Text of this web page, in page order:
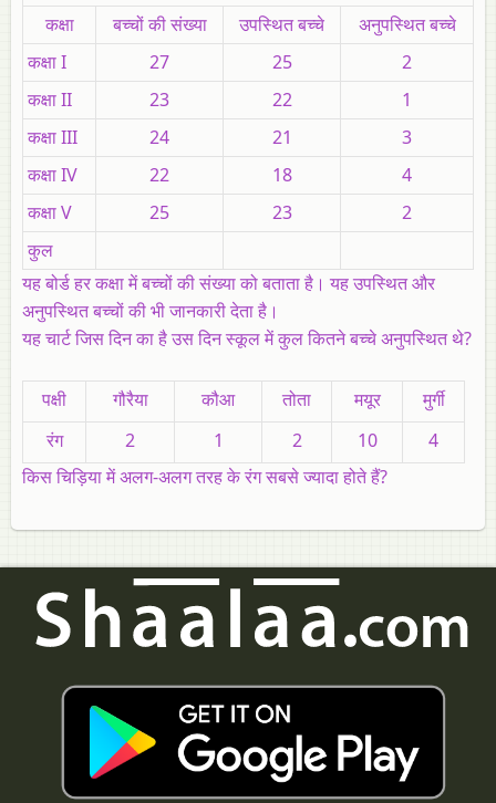
कक्षा
बच्चों की संख्या उपस्थित बच्चे
अनुपस्थित बच्चे
कक्षा I
27 25
2
कक्षा II
23 22
1
कक्षा III
24 21
3
कक्षा IV
22 18
4
कक्षा V
25 23
2
कुल
यह बोर्ड हर कक्षा में बच्चों की संख्या को बताता है। यह उपस्थित और
अनुपस्थित बच्चों की भी जानकारी देता है।
यह चार्ट जिस दिन का है उस दिन स्कूल में कुल कितने बच्चे अनुपस्थित थे?
पक्षी गौरैया कौआ तोता मयूर
मुर्गी
रंग
2 1 2 10
4
किस चिड़िया में अलग-अलग तरह के रंग सबसे ज्यादा होते हैं?